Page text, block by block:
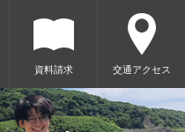
資料請求 交通アクセス